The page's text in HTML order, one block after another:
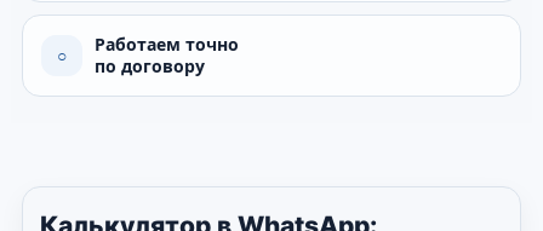
○
Работаем точно
по договору
Калькулятор в WhatsApp: